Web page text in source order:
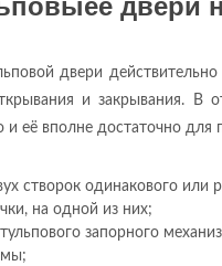
двери
двери
и закрывания. В
и её вполне достаточно для
створок одинакового или
на одной из них;
запорного